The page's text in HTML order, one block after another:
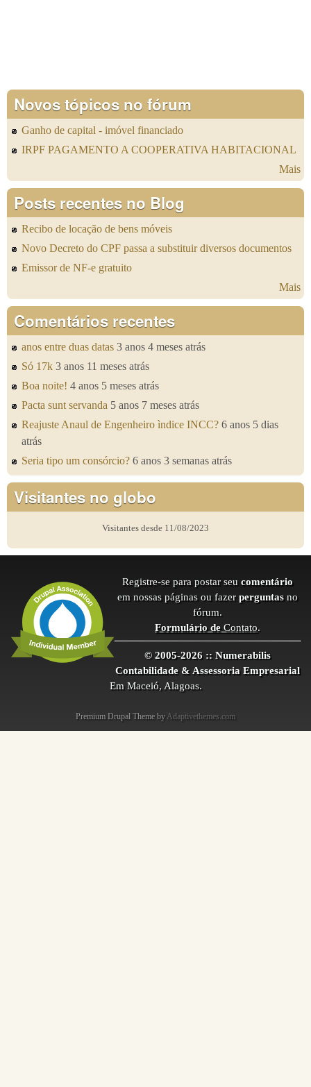
Novos tópicos no fórum
Ganho de capital - imóvel financiado
IRPF PAGAMENTO A COOPERATIVA HABITACIONAL
Mais
Posts recentes no Blog
Recibo de locação de bens móveis
Novo Decreto do CPF passa a substituir diversos documentos
Emissor de NF-e gratuito
Mais
Comentários recentes
anos entre duas datas 3 anos 4 meses atrás
Só 17k 3 anos 11 meses atrás
Boa noite! 4 anos 5 meses atrás
Pacta sunt servanda 5 anos 7 meses atrás
Reajuste Anaul de Engenheiro ìndice INCC? 6 anos 5 dias
atrás
Seria tipo um consórcio? 6 anos 3 semanas atrás
Visitantes no globo
Visitantes desde 11/08/2023
Registre-se para postar seu comentário
em nossas páginas ou fazer perguntas no
fórum.
Formulário deContato.
© 2005-2026 :: Numerabilis
Contabilidade & Assessoria Empresarial
Em Maceió, Alagoas.
Premium Drupal Theme by Adaptivethemes.com